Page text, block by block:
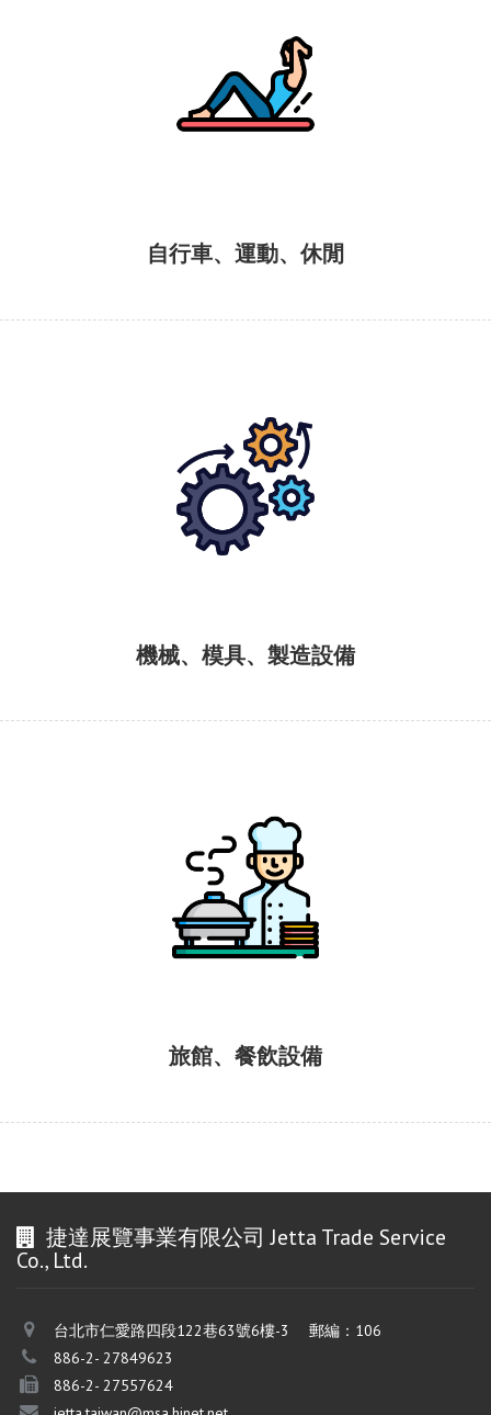
自行車、運動、休閒
機械、模具、製造設備
旅館、餐飲設備
捷達展覽事業有限公司 Jetta Trade Service
Co., Ltd.
台北市仁愛路四段122巷63號6樓-3 郵編：106
886-2- 27849623
886-2- 27557624